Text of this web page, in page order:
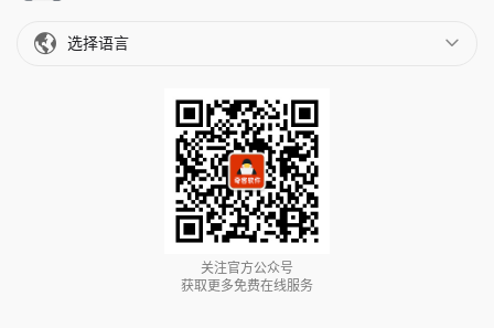
选择语言
关注官方公众号
获取更多免费在线服务